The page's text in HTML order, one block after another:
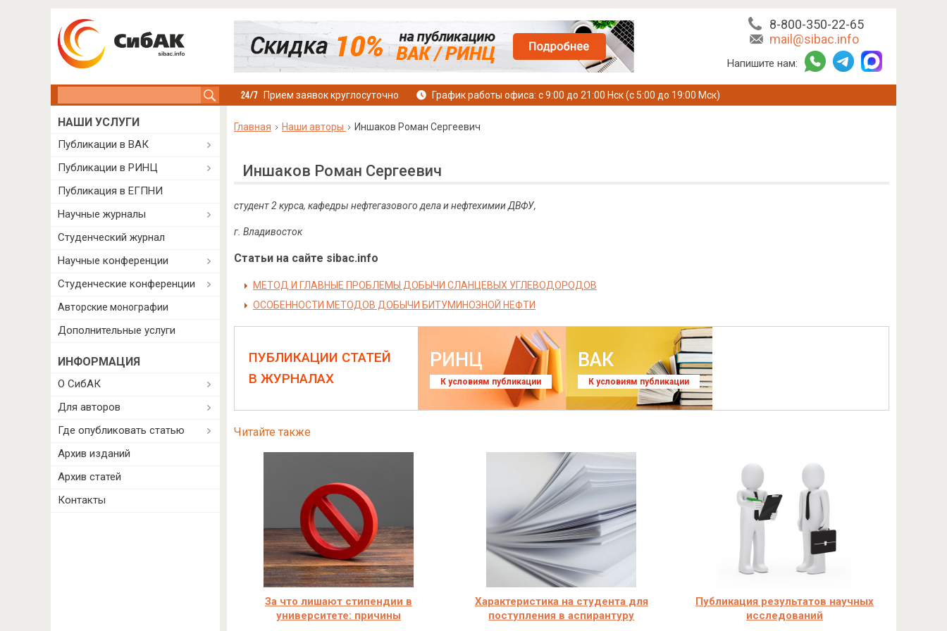
8-800-350-22-65
mail@sibac.info
Напишите нам:
Прием заявок круглосуточно График работы офиса: с 9:00 до 21:00 Нск (с 5:00 до 19:00 Мск)
Главная Наши авторы Иншаков Роман Сергеевич
Иншаков Роман Сергеевич
студент 2 курса, кафедры нефтегазового дела и нефтехимии ДВФУ,
г. Владивосток
Статьи на сайте sibac.info
МЕТОД И ГЛАВНЫЕ ПРОБЛЕМЫ ДОБЫЧИ СЛАНЦЕВЫХ УГЛЕВОДОРОДОВ
ОСОБЕННОСТИ МЕТОДОВ ДОБЫЧИ БИТУМИНОЗНОЙ НЕФТИ
ПУБЛИКАЦИИ СТАТЕЙ
В ЖУРНАЛАХ
РИНЦ
К условиям публикации
ВАК
К условиям публикации
Читайте также
За что лишают стипендии в
университете: причины
Характеристика на студента для
поступления в аспирантуру
Публикация результатов научных
исследований
НАШИ УСЛУГИ
Публикации в ВАК
Публикации в РИНЦ
Публикация в ЕГПНИ
Научные журналы
Студенческий журнал
Научные конференции
Студенческие конференции
Авторские монографии
Дополнительные услуги
ИНФОРМАЦИЯ
О СибАК
Для авторов
Где опубликовать статью
Архив изданий
Архив статей
Контакты